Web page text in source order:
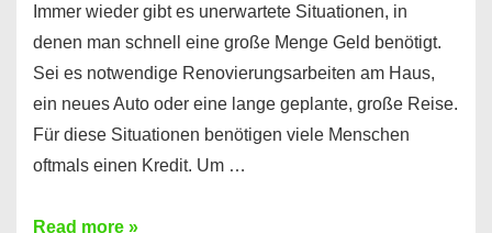
Immer wieder gibt es unerwartete Situationen, in
denen man schnell eine große Menge Geld benötigt.
Sei es notwendige Renovierungsarbeiten am Haus,
ein neues Auto oder eine lange geplante, große Reise.
Für diese Situationen benötigen viele Menschen
oftmals einen Kredit. Um …
Brauchen
Read more »